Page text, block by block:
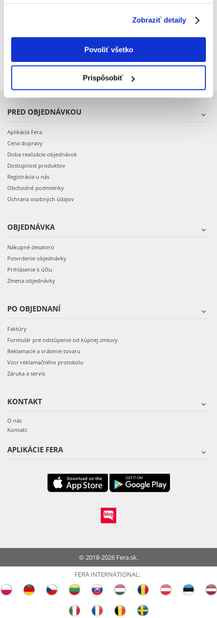
Zobraziť detaily
Povoliť všetko
Prispôsobiť
€47.99
PRIDAŤ DO KOŠÍKA
€140.38
(5.85 € / kg)
PRIDAŤ DO KOŠÍKA
PRED OBJEDNÁVKOU
Aplikácia Fera
Cena dopravy
Doba realizácie objednávok
Dostupnosť produktov
Registrácia u nás
Obchodné podmienky
Ochrana osobných údajov
OBJEDNÁVKA
Nákupné desatoro
Potvrdenie objednávky
Prihlásenie k účtu
Zmena objednávky
PO OBJEDNANÍ
Faktúry
Formulár pre odstúpenie od kúpnej zmluvy
Reklamacie a vrátenie tovaru
Vzor reklamačného protokolu
Záruka a servis
KONTAKT
O nás
Kontakt
APLIKÁCIE FERA
© 2018-2026 Fera.sk.
FERA INTERNATIONAL: